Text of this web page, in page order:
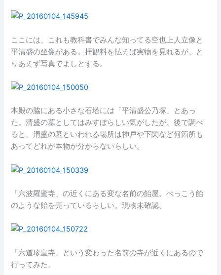
ここには、これも教科書でみんな知ってる空也上人立像と
平清盛の坐像がある。拝観料を払えば実物を見れるが、と
りあえず写真でよしとする。
本殿の脇にある小さな石塔には「平清盛公乃塚」とあっ
た。清盛の墓としてはみすぼらしい気がしたが、後で調べ
ると、清盛の墓といわれる場所は神戸や下関など何箇所も
あってどれが本物か分からないらしい。
「六波羅蜜寺」の近くにある変な名前の飴屋。べっこう飴
のような飴を売っているらしい。現物未確認。
「六道珍皇寺」という変わった名前の寺が近くにあるので
行ってみた。